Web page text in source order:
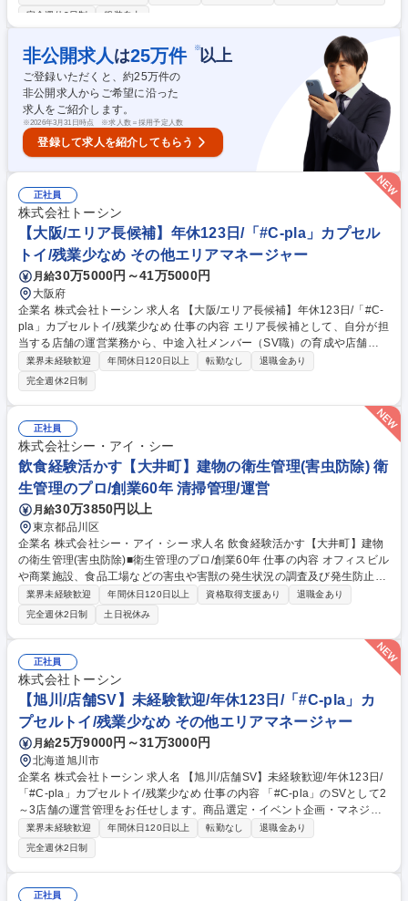
付・動線などのオペレーション設計 ■チケットシステム運用、アルバイト
覧会集客に向けたマーケティング施策の企画・実行 ■アートイベントの企
画・運営サポート、協賛営業 ■地域連携施策の推進や天王洲エリアの文化
発信 等 募集職種 【WHAT MUSEUM運営】未経験からアート業界へ/年休1
24日/週1日リモート可
完全週休2日制 服装自由
非公開求人 は25万件 ※以上
ご登録いただくと、約25万件の
非公開求人からご希望に沿った
求人をご紹介します。
※2026年3月31日時点 ※求人数＝採用予定人数
登録して求人を紹介してもらう
正社員
株式会社トーシン
【大阪/エリア長候補】年休123日/「#C-pla」カプセル
トイ/残業少なめ その他エリアマネージャー
月給30万5000円～41万5000円
大阪府
企業名 株式会社トーシン 求人名 【大阪/エリア長候補】年休123日/「#C-
pla」カプセルトイ/残業少なめ 仕事の内容 エリア長候補として、自分が担
当する店舗の運営業務から、中途入社メンバー（SV職）の育成や店舗運
営サポートをお任せします。 変更の範囲:当社業務全般 【業務詳細】・中
途入社メンバー（SV職）の育成や店舗運営サポート：入社時研修実施
後、SVとして独り立ちできるようにOJT研修の実施、またそのメンバーが
担当している店舗の運営指導やサポート ・マネジメント：アルバイト社員
の育成、シフト管理、採用面接など ・カプセルトイの商品選定 ・イベン
ト企画（季節、周年など）・商品の在庫管理 ・金銭管理（両替機の釣銭準
備）・収益管理 ・商品配置の検討 募集職種 【大阪/エリア長候補】年休12
3日/「#C-pla」カプセルトイ/残業少なめ
業界未経験歓迎 年間休日120日以上 転勤なし
退職金あり
完全週休2日制
正社員
株式会社シー・アイ・シー
飲食経験活かす【大井町】建物の衛生管理(害虫防除) 衛
生管理のプロ/創業60年 清掃管理/運営
月給30万3850円以上
東京都品川区
企業名 株式会社シー・アイ・シー 求人名 飲食経験活かす【大井町】建物
の衛生管理(害虫防除)■衛生管理のプロ/創業60年 仕事の内容 オフィスビル
や商業施設、食品工場などの害虫や害獣の発生状況の調査及び発生防止の
措置を講じます。「建築物衛生法」に基づき建物の管理者に義務付けられ
ているため、常に需要があり、非常に安定した事業です。 【詳細】調査結
果により追加の作業が必要な場合は提案及び見積もりの作成から受注まで
行います。時には大型ビルの設計段階から携わり、ねずみが侵入しにくい
構造となるようコンサルテーションも行います。 【働き方】残業平均30
時間/月。繁忙期は45時間もありますが、残業削減のために増員募集中。
現場によっては休日・夜間勤務有(手当/振休有) 【競合優位性】全員が正社
員のため他社より高額ですが高品質で選ばれています。 募集職種 飲食経
験活かす【大井町】建物の衛生管理(害虫防除)■衛生管理のプロ/創業60年
業界未経験歓迎 年間休日120日以上 資格取得支援あり
退職金あり
完全週休2日制
土日祝休み
正社員
株式会社トーシン
【旭川/店舗SV】未経験歓迎/年休123日/「#C-pla」カ
プセルトイ/残業少なめ その他エリアマネージャー
月給25万9000円～31万3000円
北海道旭川市
企業名 株式会社トーシン 求人名 【旭川/店舗SV】未経験歓迎/年休123日/
「#C-pla」カプセルトイ/残業少なめ 仕事の内容 「#C-pla」のSVとして2
～3店舗の運営管理をお任せします。商品選定・イベント企画・マネジメ
ント等、業務は多岐にわたりますので裁量権を持ちながらキャリアを積む
ことが叶います。変更の範囲:当社業務全般 【業務詳細】・カプセルトイ
の商品選定（仕入れた商品の中から、自店舗の客層や売上を踏まえて、追
加発注を行います） ・イベント企画（季節、周年など）・商品の在庫管
理・金銭管理（両替機の釣銭準備）・収益管理・人員管理（アルバイト社
業界未経験歓迎 年間休日120日以上 転勤なし
退職金あり
完全週休2日制
正社員